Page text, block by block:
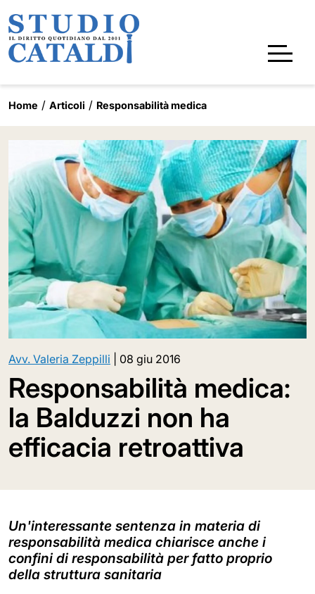
Home Articoli Responsabilità medica
Avv. Valeria Zeppilli 08 giu 2016
Responsabilità medica:
la Balduzzi non ha
efficacia retroattiva
Un'interessante sentenza in materia di
responsabilità medica chiarisce anche i
confini di responsabilità per fatto proprio
della struttura sanitaria